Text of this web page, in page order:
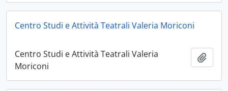
Centro Studi e Attività Teatrali Valeria Moriconi
Centro Studi e Attività Teatrali Valeria
Moriconi